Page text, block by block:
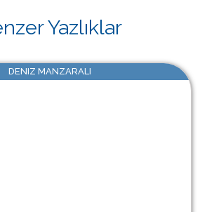
Yazlıklar
DENIZ MANZARALI